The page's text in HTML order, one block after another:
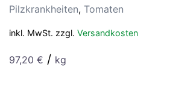
Pilzkrankheiten, Tomaten
inkl. MwSt. zzgl. Versandkosten
97,20 € / kg